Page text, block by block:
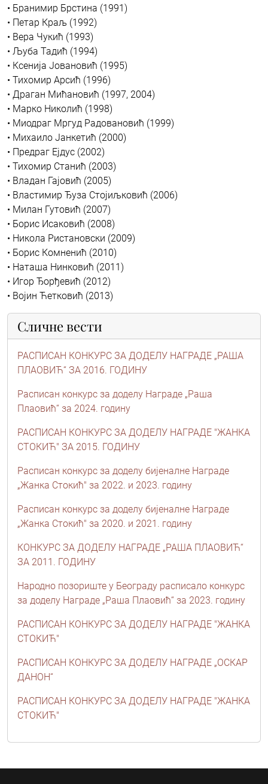
• Бранимир Брстина (1991)
• Петар Краљ (1992)
• Вера Чукић (1993)
• Љуба Тадић (1994)
• Ксенија Јовановић (1995)
• Тихомир Арсић (1996)
• Драган Мићановић (1997, 2004)
• Марко Николић (1998)
• Миодраг Мргуд Радовановић (1999)
• Михаило Јанкетић (2000)
• Предраг Ејдус (2002)
• Тихомир Станић (2003)
• Владан Гајовић (2005)
• Властимир Ђуза Стојиљковић (2006)
• Милан Гутовић (2007)
• Борис Исаковић (2008)
• Никола Ристановски (2009)
• Борис Комненић (2010)
• Наташа Нинковић (2011)
• Игор Ђорђевић (2012)
• Војин Ћетковић (2013)
Сличне вести
РАСПИСАН КОНКУРС ЗА ДОДЕЛУ НАГРАДЕ „РАША
ПЛАОВИЋ“ ЗА 2016. ГОДИНУ
Расписан конкурс за доделу Награде „Раша
Плаовић“ за 2024. годину
РАСПИСАН КОНКУРС ЗА ДОДЕЛУ НАГРАДЕ "ЖАНКА
СТОКИЋ" ЗА 2015. ГОДИНУ
Расписан конкурс за доделу бијеналне Награде
„Жанка Стокић" за 2022. и 2023. годину
Расписан конкурс за доделу бијеналне Награде
„Жанка Стокић" за 2020. и 2021. годину
КОНКУРС ЗА ДОДЕЛУ НАГРАДЕ „РАША ПЛАОВИЋ“
ЗА 2011. ГОДИНУ
Народно позориште у Београду расписало конкурс
за доделу Награде „Раша Плаовић“ за 2023. годину
РАСПИСАН КОНКУРС ЗА ДОДЕЛУ НАГРАДЕ "ЖАНКА
СТОКИЋ"
РАСПИСАН КОНКУРС ЗА ДОДЕЛУ НАГРАДЕ „ОСКАР
ДАНОН“
РАСПИСАН КОНКУРС ЗА ДОДЕЛУ НАГРАДЕ "ЖАНКА
СТОКИЋ"